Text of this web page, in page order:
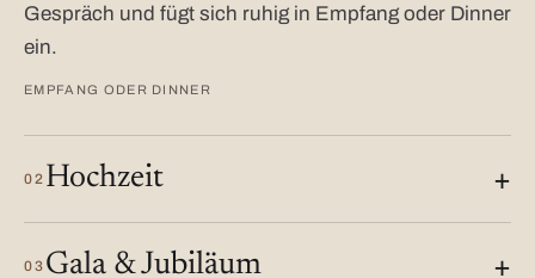
Gespräch und fügt sich ruhig in Empfang oder Dinner
ein.
EMPFANG ODER DINNER
02 Hochzeit
03 Gala & Jubiläum